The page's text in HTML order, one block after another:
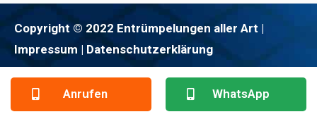
Copyright © 2022 Entrümpelungen aller Art |
Impressum | Datenschutzerklärung
Anrufen WhatsApp